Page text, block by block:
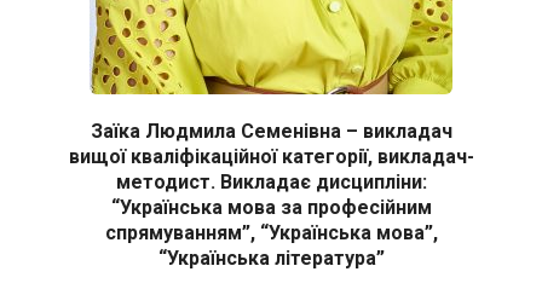
Заїка Людмила Семенівна – викладач
вищої кваліфікаційної категорії, викладач-
методист. Викладає дисципліни:
“Українська мова за професійним
спрямуванням”, “Українська мова”,
“Українська література”